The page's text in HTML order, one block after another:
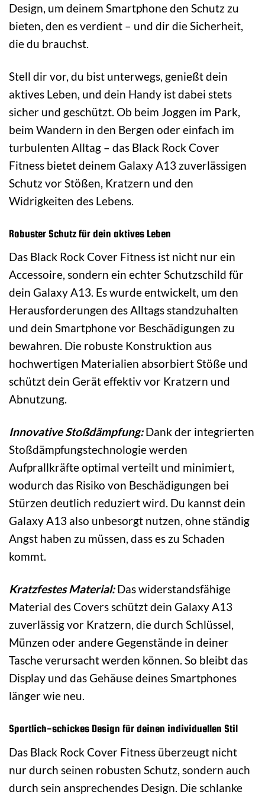
Design, um deinem Smartphone den Schutz zu
bieten, den es verdient – und dir die Sicherheit,
die du brauchst.
Stell dir vor, du bist unterwegs, genießt dein
aktives Leben, und dein Handy ist dabei stets
sicher und geschützt. Ob beim Joggen im Park,
beim Wandern in den Bergen oder einfach im
turbulenten Alltag – das Black Rock Cover
Fitness bietet deinem Galaxy A13 zuverlässigen
Schutz vor Stößen, Kratzern und den
Widrigkeiten des Lebens.
Robuster Schutz für dein aktives Leben
Das Black Rock Cover Fitness ist nicht nur ein
Accessoire, sondern ein echter Schutzschild für
dein Galaxy A13. Es wurde entwickelt, um den
Herausforderungen des Alltags standzuhalten
und dein Smartphone vor Beschädigungen zu
bewahren. Die robuste Konstruktion aus
hochwertigen Materialien absorbiert Stöße und
schützt dein Gerät effektiv vor Kratzern und
Abnutzung.
Innovative Stoßdämpfung:Dank der integrierten
Stoßdämpfungstechnologie werden
Aufprallkräfte optimal verteilt und minimiert,
wodurch das Risiko von Beschädigungen bei
Stürzen deutlich reduziert wird. Du kannst dein
Galaxy A13 also unbesorgt nutzen, ohne ständig
Angst haben zu müssen, dass es zu Schaden
kommt.
Kratzfestes Material:Das widerstandsfähige
Material des Covers schützt dein Galaxy A13
zuverlässig vor Kratzern, die durch Schlüssel,
Münzen oder andere Gegenstände in deiner
Tasche verursacht werden können. So bleibt das
Display und das Gehäuse deines Smartphones
länger wie neu.
Sportlich-schickes Design für deinen individuellen Stil
Das Black Rock Cover Fitness überzeugt nicht
nur durch seinen robusten Schutz, sondern auch
durch sein ansprechendes Design. Die schlanke